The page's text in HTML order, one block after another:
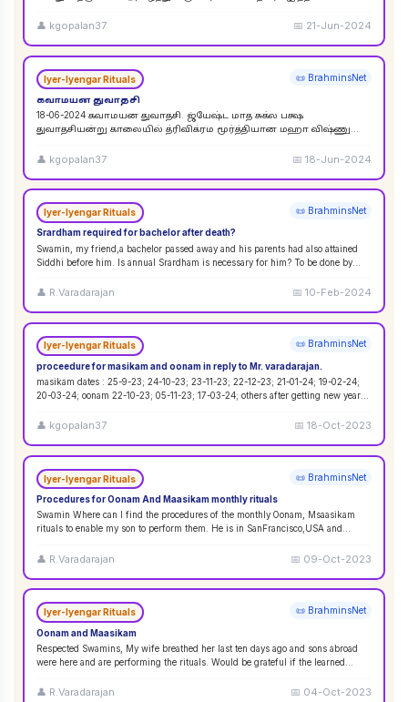
👤 kgopalan37 📅 21-Jun-2024
Iyer-Iyengar Rituals 📜 BrahminsNet
கவாமயன துவாதசி
18-06-2024 கவாமயன துவாதசி. ஜ்யேஷ்ட மாத சுக்ல பக்ஷ
துவாதசியன்று காலையில் த்ரிவிக்ரம மூர்த்தியான மஹா விஷ்ணு
👤 kgopalan37 📅18-Jun-2024
Iyer-Iyengar Rituals 📜 BrahminsNet
Srardham required for bachelor after death?
Swamin, my friend,a bachelor passed away and his parents had also attained
Siddhi before him. Is annual Srardham is necessary for him? To be done by
👤 R.Varadarajan 📅10-Feb-2024
Iyer-Iyengar Rituals 📜 BrahminsNet
proceedure for masikam and oonam in reply to Mr. varadarajan.
masikam dates : 25-9-23; 24-10-23; 23-11-23; 22-12-23; 21-01-24; 19-02-24;
20-03-24; oonam 22-10-23; 05-11-23; 17-03-24; others after getting new year...
👤 kgopalan37 📅18-Oct-2023
Iyer-Iyengar Rituals 📜 BrahminsNet
Procedures for Oonam And Maasikam monthly rituals
Swamin Where can I find the procedures of the monthly Oonam, Msaasikam
rituals to enable my son to perform them. He is in SanFrancisco,USA and
👤 R.Varadarajan 📅 09-Oct-2023
Iyer-Iyengar Rituals 📜 BrahminsNet
Oonam and Maasikam
Respected Swamins, ​​​​​​My wife breathed her last ten days ago and sons abroad
were here and are performing the rituals. Would be grateful if the learned
👤 R.Varadarajan 📅 04-Oct-2023